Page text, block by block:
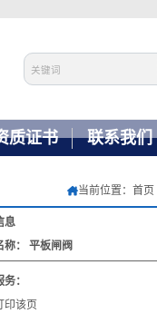
质证书 联系我们
当前位置： 首页
息
：
平板闸阀
：
印该页